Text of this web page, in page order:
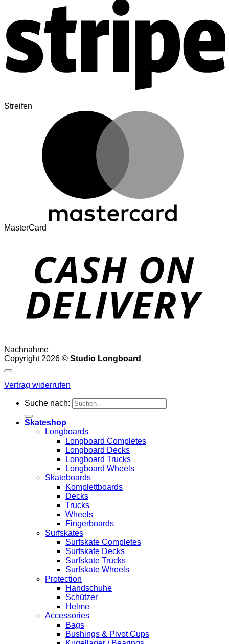
Streifen
MasterCard
Nachnahme
Copyright 2026 © Studio Longboard
Vertrag widerrufen
Suche nach:
Skateshop
Longboards
Longboard Completes
Longboard Decks
Longboard Trucks
Longboard Wheels
Skateboards
Komplettboards
Decks
Trucks
Wheels
Fingerboards
Surfskates
Surfskate Completes
Surfskate Decks
Surfskate Trucks
Surfskate Wheels
Protection
Handschuhe
Schützer
Helme
Accessories
Bags
Bushings & Pivot Cups